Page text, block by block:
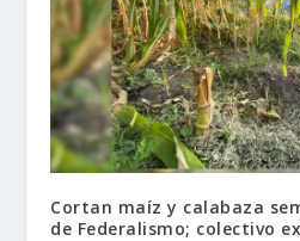
Cortan maíz y calabaza
de Federalismo; colectivo